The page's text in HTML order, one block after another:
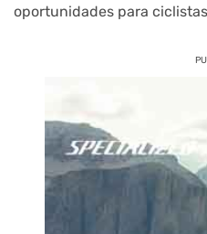
oportunidades para